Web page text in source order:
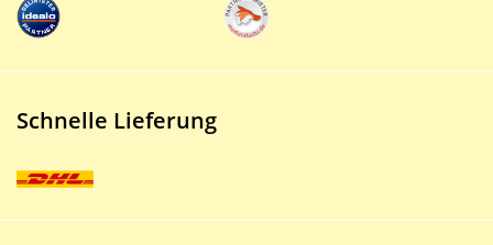
Schnelle Lieferung